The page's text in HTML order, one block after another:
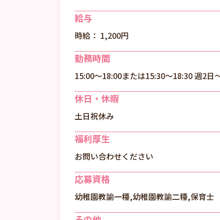
給与
時給： 1,200円
勤務時間
15:00～18:00または15:30～18:30 週2日
休日・休暇
土日祝休み
福利厚生
お問い合わせください
応募資格
幼稚園教諭一種,幼稚園教諭二種,保育士